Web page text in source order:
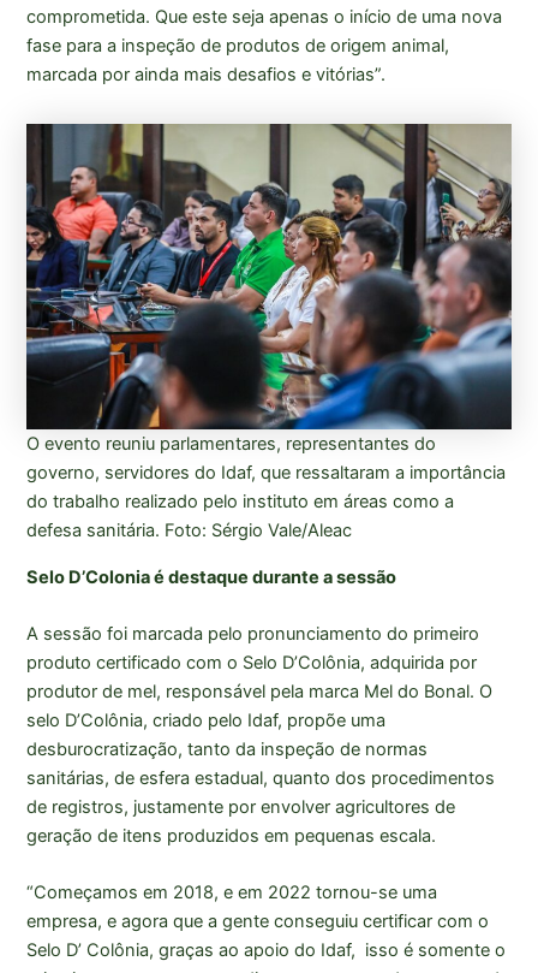
comprometida. Que este seja apenas o início de uma nova
fase para a inspeção de produtos de origem animal,
marcada por ainda mais desafios e vitórias”.
O evento reuniu parlamentares, representantes do
governo, servidores do Idaf, que ressaltaram a importância
do trabalho realizado pelo instituto em áreas como a
defesa sanitária. Foto: Sérgio Vale/Aleac
Selo D’Colonia é destaque durante a sessão
A sessão foi marcada pelo pronunciamento do primeiro
produto certificado com o Selo D’Colônia, adquirida por
produtor de mel, responsável pela marca Mel do Bonal. O
selo D’Colônia, criado pelo Idaf, propõe uma
desburocratização, tanto da inspeção de normas
sanitárias, de esfera estadual, quanto dos procedimentos
de registros, justamente por envolver agricultores de
geração de itens produzidos em pequenas escala.
“Começamos em 2018, e em 2022 tornou-se uma
empresa, e agora que a gente conseguiu certificar com o
Selo D’ Colônia, graças ao apoio do Idaf, isso é somente o